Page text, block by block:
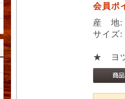
会員ポ
産 地:
サイズ
★ ヨツ